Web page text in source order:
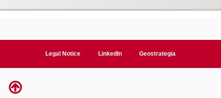
Legal Notice LinkedIn Geostrategia